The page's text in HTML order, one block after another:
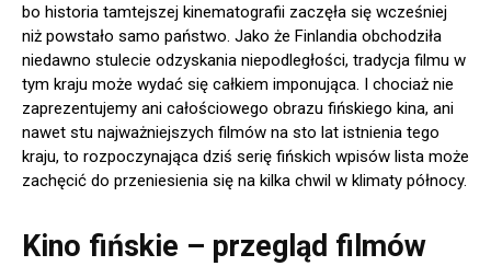
bo historia tamtejszej kinematografii zaczęła się wcześniej
niż powstało samo państwo. Jako że Finlandia obchodziła
niedawno stulecie odzyskania niepodległości, tradycja filmu w
tym kraju może wydać się całkiem imponująca. I chociaż nie
zaprezentujemy ani całościowego obrazu fińskiego kina, ani
nawet stu najważniejszych filmów na sto lat istnienia tego
kraju, to rozpoczynająca dziś serię fińskich wpisów lista może
zachęcić do przeniesienia się na kilka chwil w klimaty północy.
Kino fińskie – przegląd filmów